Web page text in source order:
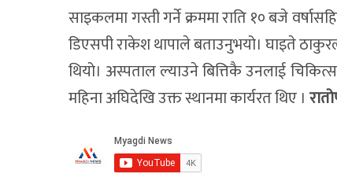
साइकलमा गस्ती गर्ने क्रममा राति १० बजे
डिएसपी राकेश थापाले बताउनुभयो। घाइते
थियो। अस्पताल ल्याउने बित्तिकै उनलाई
महिना अघिदेखि उक्त स्थानमा कार्यरत थिए ।